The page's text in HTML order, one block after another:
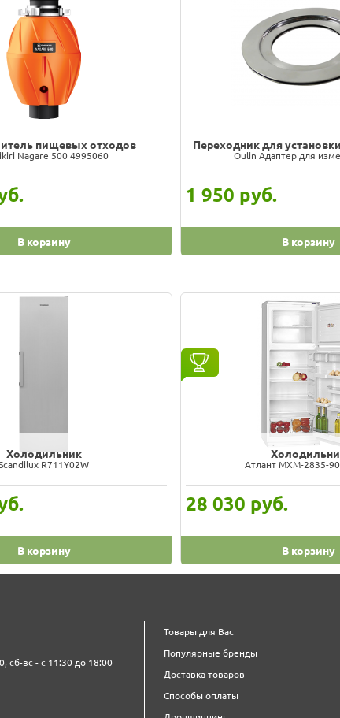
пищевых отходов
Nagare 500 4995060
В корзину
Переходник для
Oulin Адаптер для
1 950 руб.
В корзину
Холодильник
R711Y02W
В корзину
Атлант MXM-2835-
28 030 руб.
В корзину
сб-вс - с 11:30 до 18:00
Товары для Вас
Популярные бренды
Доставка товаров
Способы оплаты